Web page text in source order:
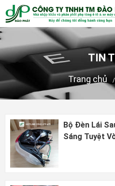
Trang chủ /
TIN
Bộ Đèn Lái
Sáng Tuyệt